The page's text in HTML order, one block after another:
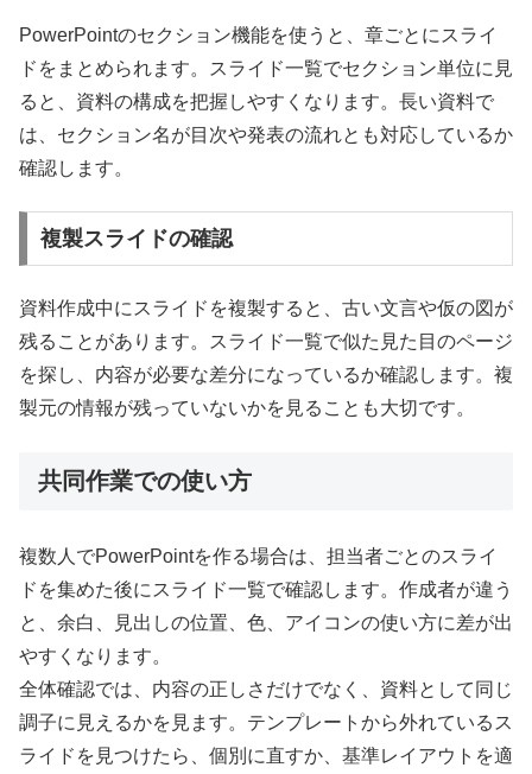
PowerPointのセクション機能を使うと、章ごとにスライ
ドをまとめられます。スライド一覧でセクション単位に見
ると、資料の構成を把握しやすくなります。長い資料で
は、セクション名が目次や発表の流れとも対応しているか
確認します。
複製スライドの確認
資料作成中にスライドを複製すると、古い文言や仮の図が
残ることがあります。スライド一覧で似た見た目のページ
を探し、内容が必要な差分になっているか確認します。複
製元の情報が残っていないかを見ることも大切です。
共同作業での使い方
複数人でPowerPointを作る場合は、担当者ごとのスライ
ドを集めた後にスライド一覧で確認します。作成者が違う
と、余白、見出しの位置、色、アイコンの使い方に差が出
やすくなります。
全体確認では、内容の正しさだけでなく、資料として同じ
調子に見えるかを見ます。テンプレートから外れているス
ライドを見つけたら、個別に直すか、基準レイアウトを適